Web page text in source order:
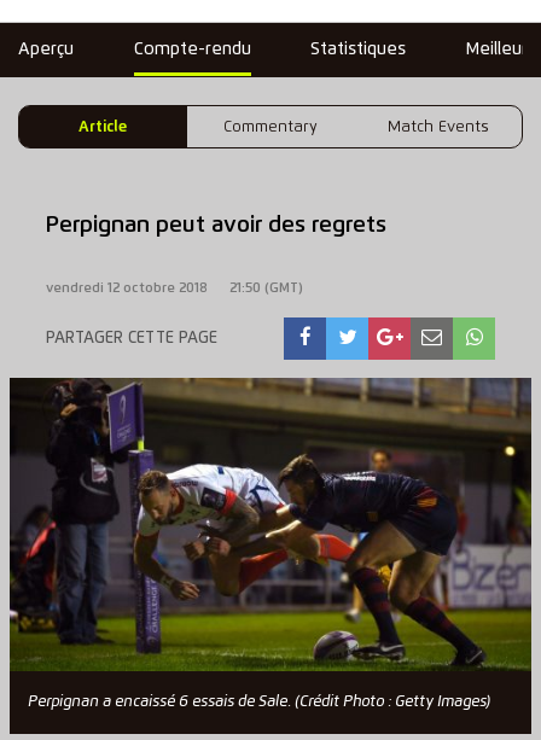
Aperçu Compte-rendu Statistiques
Article Commentary Match Events
Perpignan peut avoir des regrets
vendredi 12 octobre 2018 21:50 (GMT)
PARTAGER CETTE PAGE
Perpignan a encaissé 6 essais de Sale. (Crédit Photo : Getty Images)